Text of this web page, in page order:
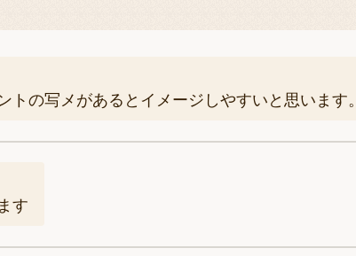
トの写メがあるとイメージしやすいと思います。
す